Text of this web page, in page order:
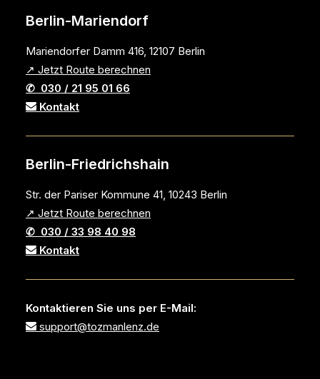
Berlin-Mariendorf
Mariendorfer Damm 416, 12107 Berlin
↗ Jetzt Route berechnen
✆ 030 / 21 95 01 66
Kontakt
Berlin-Friedrichshain
Str. der Pariser Kommune 41, 10243 Berlin
↗ Jetzt Route berechnen
✆ 030 / 33 98 40 98
Kontakt
Kontaktieren Sie uns per E-Mail:
support@tozmanlenz.de